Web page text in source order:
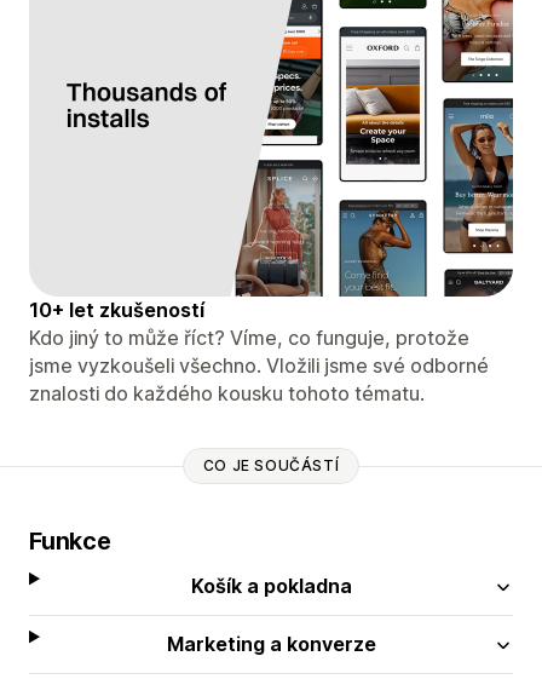
10+ let zkušeností
Kdo jiný to může říct? Víme, co funguje, protože
jsme vyzkoušeli všechno. Vložili jsme své odborné
znalosti do každého kousku tohoto tématu.
CO JE SOUČÁSTÍ
Funkce
Košík a pokladna
Marketing a konverze